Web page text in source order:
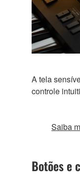
A tela
controle
Saiba
Botões e